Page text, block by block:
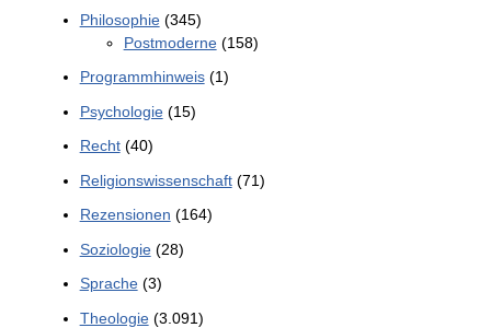
Philosophie(345)
Postmoderne(158)
Programmhinweis(1)
Psychologie(15)
Recht(40)
Religionswissenschaft(71)
Rezensionen (164)
Soziologie(28)
Sprache(3)
Theologie(3.091)